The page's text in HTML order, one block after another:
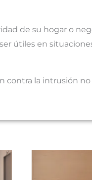
de su hogar o
útiles en
contra la intrusión